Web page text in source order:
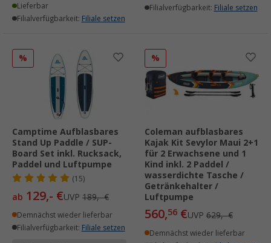
Lieferbar
Filialverfügbarkeit: Filiale setzen
Filialverfügbarkeit: Filiale setzen
%
Camptime Aufblasbares
Stand Up Paddle / SUP-
Board Set inkl. Rucksack,
Paddel und Luftpumpe
(15)
ab 129,- €UVP 189,- €
Demnächst wieder lieferbar
Filialverfügbarkeit: Filiale setzen
%
Coleman aufblasbares
Kajak Kit Sevylor Maui 2+1
für 2 Erwachsene und 1
Kind inkl. 2 Paddel /
wasserdichte Tasche /
Getränkehalter /
Luftpumpe
560,56 €UVP 629,- €
Demnächst wieder lieferbar